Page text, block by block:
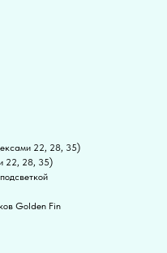
22, 28, 35)
22, 28, 35)
Golden Fin